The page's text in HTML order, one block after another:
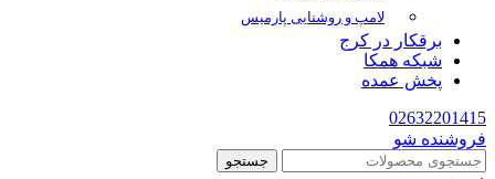
لامپ و روشنایی پارمیس
برقکار در کرج
شبکه همکا
پخش عمده
02632201415
فروشنده شو
جستجو